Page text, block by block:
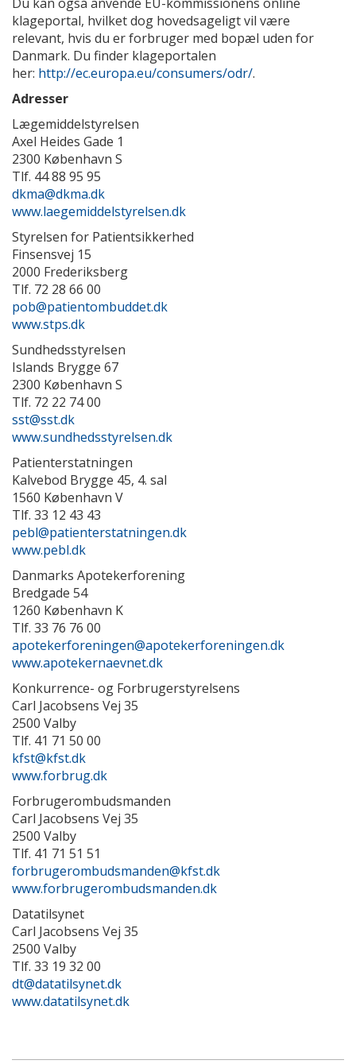
klageportal, hvilket dog hovedsageligt vil være
relevant, hvis du er forbruger med bopæl uden for
Danmark. Du finder klageportalen
her: http://ec.europa.eu/consumers/odr/.
Adresser
Lægemiddelstyrelsen
Axel Heides Gade 1
2300 København S
Tlf. 44 88 95 95
dkma@dkma.dk
www.laegemiddelstyrelsen.dk
Styrelsen for Patientsikkerhed
Finsensvej 15
2000 Frederiksberg
Tlf. 72 28 66 00
pob@patientombuddet.dk
www.stps.dk
Sundhedsstyrelsen
Islands Brygge 67
2300 København S
Tlf. 72 22 74 00
sst@sst.dk
www.sundhedsstyrelsen.dk
Patienterstatningen
Kalvebod Brygge 45, 4. sal
1560 København V
Tlf. 33 12 43 43
pebl@patienterstatningen.dk
www.pebl.dk
Danmarks Apotekerforening
Bredgade 54
1260 København K
Tlf. 33 76 76 00
apotekerforeningen@apotekerforeningen.dk
www.apotekernaevnet.dk
Konkurrence- og Forbrugerstyrelsens
Carl Jacobsens Vej 35
2500 Valby
Tlf. 41 71 50 00
kfst@kfst.dk
www.forbrug.dk
Forbrugerombudsmanden
Carl Jacobsens Vej 35
2500 Valby
Tlf. 41 71 51 51
forbrugerombudsmanden@kfst.dk
www.forbrugerombudsmanden.dk
Datatilsynet
Carl Jacobsens Vej 35
2500 Valby
Tlf. 33 19 32 00
dt@datatilsynet.dk
www.datatilsynet.dk